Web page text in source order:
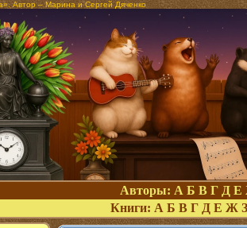
Автор – Марина и Сергей Дяченко
Авторы: А Б В Г Д Е
Книги: А Б В Г Д Е Ж З